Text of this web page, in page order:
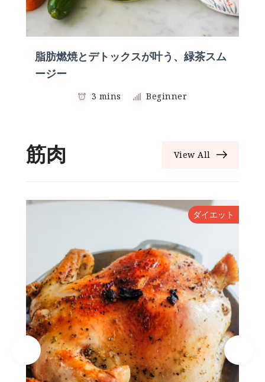
脂肪燃焼とデトックスが叶う、緑茶スム
ージー
3 mins Beginner
筋肉 View All
ダイエット